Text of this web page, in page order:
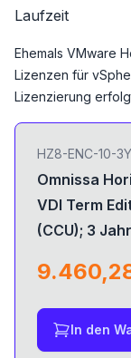
Laufzeit
Ehemals VMware
Lizenzen für
Lizenzierung
HZ8-ENC-10-
Omnissa
VDI Term
(CCU); 3
In den